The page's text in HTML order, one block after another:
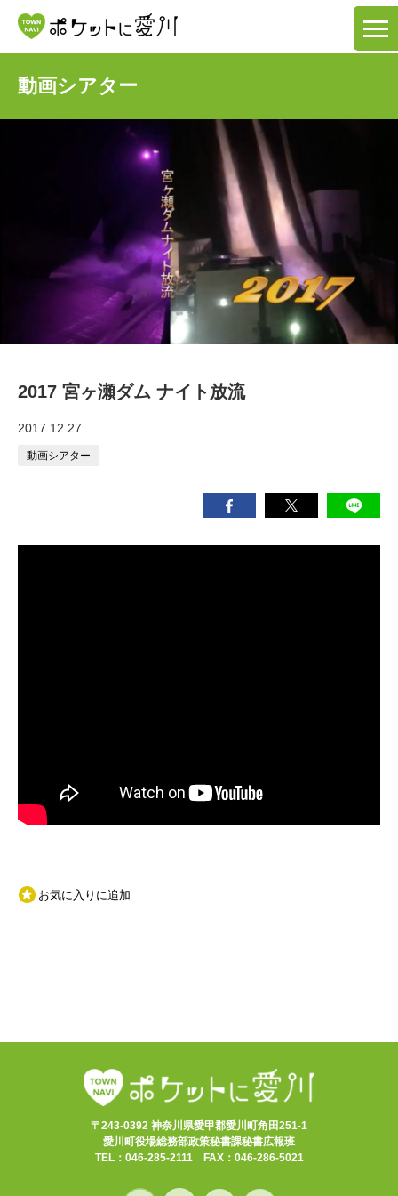
動画シアター
2017 宮ヶ瀬ダム ナイト放流
2017.12.27
動画シアター
お気に入りに追加
〒243-0392 神奈川県愛甲郡愛川町角田251-1
愛川町役場総務部政策秘書課秘書広報班
TEL：046-285-2111 FAX：046-286-5021